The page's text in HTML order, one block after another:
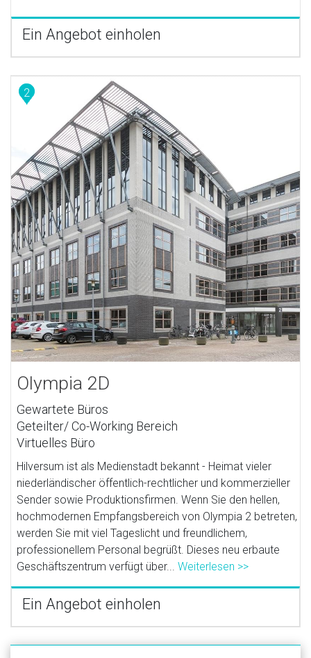
Ein Angebot einholen
2
Olympia 2D
Gewartete Büros
Geteilter/ Co-Working Bereich
Virtuelles Büro
Hilversum ist als Medienstadt bekannt - Heimat vieler
niederländischer öffentlich-rechtlicher und kommerzieller
Sender sowie Produktionsfirmen. Wenn Sie den hellen,
hochmodernen Empfangsbereich von Olympia 2 betreten,
werden Sie mit viel Tageslicht und freundlichem,
professionellem Personal begrüßt. Dieses neu erbaute
Geschäftszentrum verfügt über...Weiterlesen >>
Ein Angebot einholen